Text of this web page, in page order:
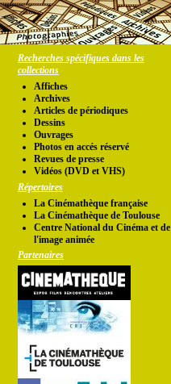
Recherches spécifiques dans les
collections
Affiches
Archives
Articles de périodiques
Dessins
Ouvrages
Photos en accés réservé
Revues de presse
Vidéos (DVD et VHS)
Répertoires
La Cinémathèque française
La Cinémathèque de Toulouse
Centre National du Cinéma et de
l'image animée
Partenaires